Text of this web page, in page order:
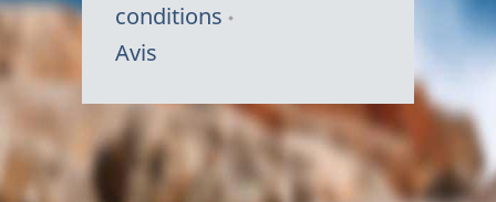
conditions
Avis
Symbole
du
Canada